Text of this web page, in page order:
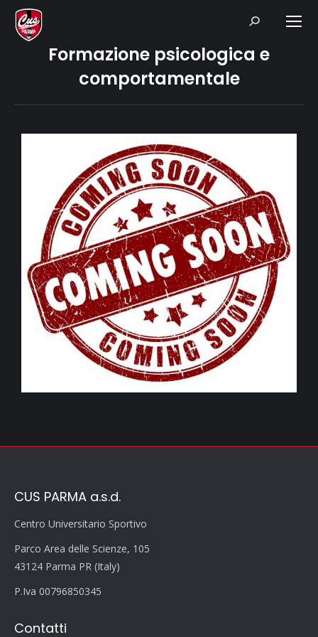
Search:
Formazione psicologica e
comportamentale
CUS PARMA a.s.d.
Centro Universitario Sportivo
Parco Area delle Scienze, 105
43124 Parma PR (Italy)
P.Iva 00796850345
Contatti